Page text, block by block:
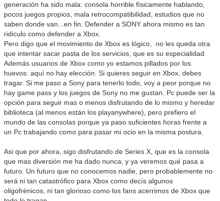
generación ha sido mala: consola horrible físicamente hablando,
pocos juegos propios, mala retrocompatibilidad, estudios que no
saben donde van...en fin. Defender a SONY ahora mismo es tan
ridiculo como defender a Xbox.
Pero digo que el movimiento de Xbox es lógico, no les queda otra
que intentar sacar pasta de los servicios, que es su especialidad.
Además usuarios de Xbox como yo estamos pillados por los
huevos: aquí no hay elección. Si quieres seguir en Xbox, debes
tragar. Si me paso a Sony para tenerlo todo, voy a peor porque no
hay game pass y los juegos de Sony no me gustan. Pc puede ser la
opción para seguir mas o menos disfrutando de lo mismo y heredar
biblioteca (al menos están los playanywhere), pero prefiero el
mundo de las consolas porque ya paso suficientes horas frente a
un Pc trabajando como para pasar mi ocio en la misma postura.
Asi que por ahora, sigo disfrutando de Series X, que es la consola
que mas diversión me ha dado nunca, y ya veremos qué pasa a
futuro. Un futuro que no conocemos nadie, pero probablemente no
será ni tan catastrófico para Xbox como decís algunos
oligofrénicos, ni tan glorioso como los fans acerrimos de Xbox que